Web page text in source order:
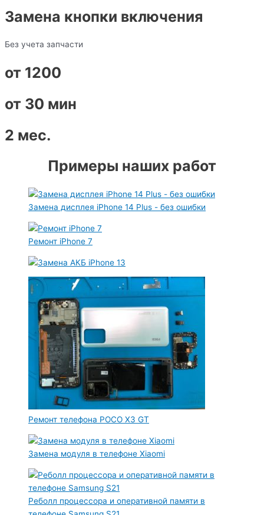
Замена кнопки включения
Без учета запчасти
от 1200
от 30 мин
2 мес.
Примеры наших работ
Замена дисплея iPhone 14 Plus - без ошибки
Ремонт iPhone 7
Ремонт телефона POCO X3 GT
Замена модуля в телефоне Xiaomi
Реболл процессора и оперативной памяти в